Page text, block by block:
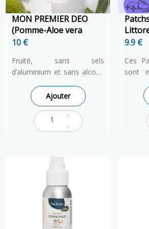
MON PREMIER DEO
(Pomme-Aloe vera
10 €
Fruité, sans sels
d’aluminium et sans alcool,
odeurs et absorbe
l’humidité,sans agresser la
peau sensible des enfants
et laisse sur leurs aisselles
Ajouter
9.9 €
Ces
sont
peau
de